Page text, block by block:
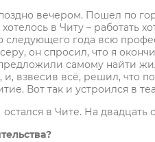
вечером. Пошел по
в Читу – работать
следующего года всю
он спросил, что я
самому найти
взвесив всё, решил, что
Вот так и устроился в
в Чите. На двадцать